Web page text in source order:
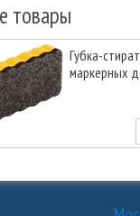
товары
Губка-
маркерных